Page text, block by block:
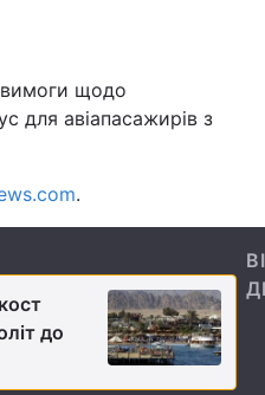
Політика
Наука
вимоги щодо
для авіапасажирів з
.
до